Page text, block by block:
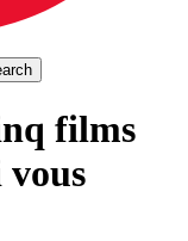
films
vous